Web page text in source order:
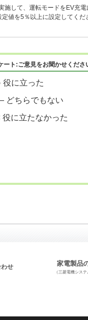
施して、運転モードをEV充電
値を5％以上に設定してくだ
ート:ご意見をお聞かせくださ
役に立った
どちらでもない
役に立たなかった
せ 家電製品
（三菱電機シス